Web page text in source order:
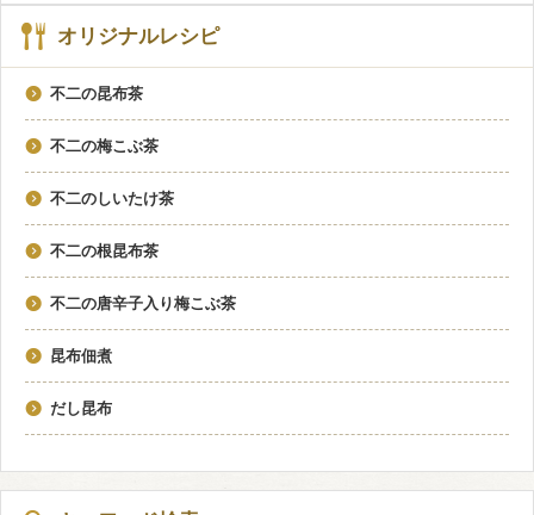
オリジナルレシピ
不二の昆布茶
不二の梅こぶ茶
不二のしいたけ茶
不二の根昆布茶
不二の唐辛子入り梅こぶ茶
昆布佃煮
だし昆布